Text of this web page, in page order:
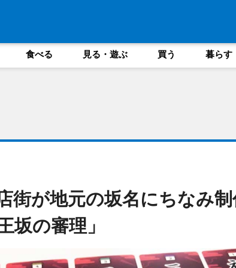
食べる 見る・遊ぶ 買う 暮らす
街が地元の坂名にちなみ
坂の審理」